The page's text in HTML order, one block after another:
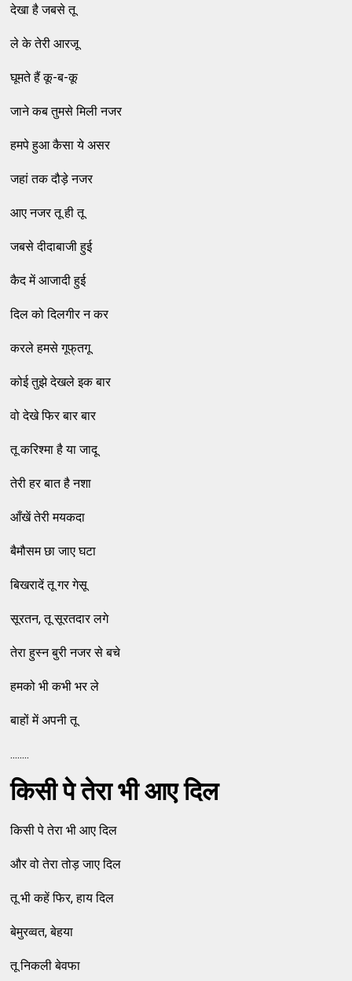
देखा है जबसे तू
ले के तेरी आरजू
घूमते हैं कू-ब-कू
जाने कब तुमसे मिली नजर
हमपे हुआ कैसा ये असर
जहां तक दौड़े नजर
आए नजर तू ही तू
जबसे दीदाबाजी हुई
कैद में आजादी हुई
दिल को दिलगीर न कर
करले हमसे गूफ्‌तगू
कोई तुझे देखले इक बार
वो देखे फिर बार बार
तू करिश्‍मा है या जादू
तेरी हर बात है नशा
आँखें तेरी मयकदा
बैमौसम छा जाए घटा
बिखरादें तू गर गेसू
सूरतन, तू सूरतदार लगे
तेरा हुस्‍न बुरी नजर से बचे
हमको भी कभी भर ले
बाहों में अपनी तू
........
किसी पे तेरा भी आए दिल
किसी पे तेरा भी आए दिल
और वो तेरा तोड़ जाए दिल
तू भी कहें फिर, हाय दिल
बेमुरव्‍वत, बेहया
तू निकली बेवफा